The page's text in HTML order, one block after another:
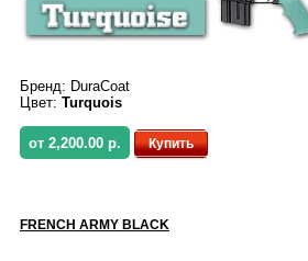
Бренд: DuraCoat
Цвет: Turquois
от 2,200.00 р. Купить
FRENCH ARMY BLACK